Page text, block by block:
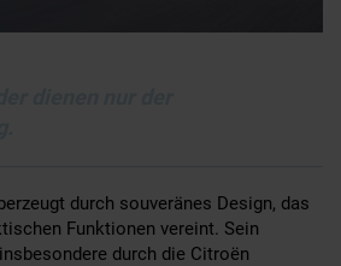
durch souveränes Design, das
Funktionen vereint. Sein
durch die Citroën